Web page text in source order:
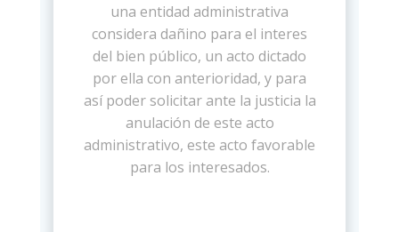
una entidad administrativa
considera dañino para el interes
del bien público, un acto dictado
por ella con anterioridad, y para
así poder solicitar ante la justicia la
anulación de este acto
administrativo, este acto favorable
para los interesados.